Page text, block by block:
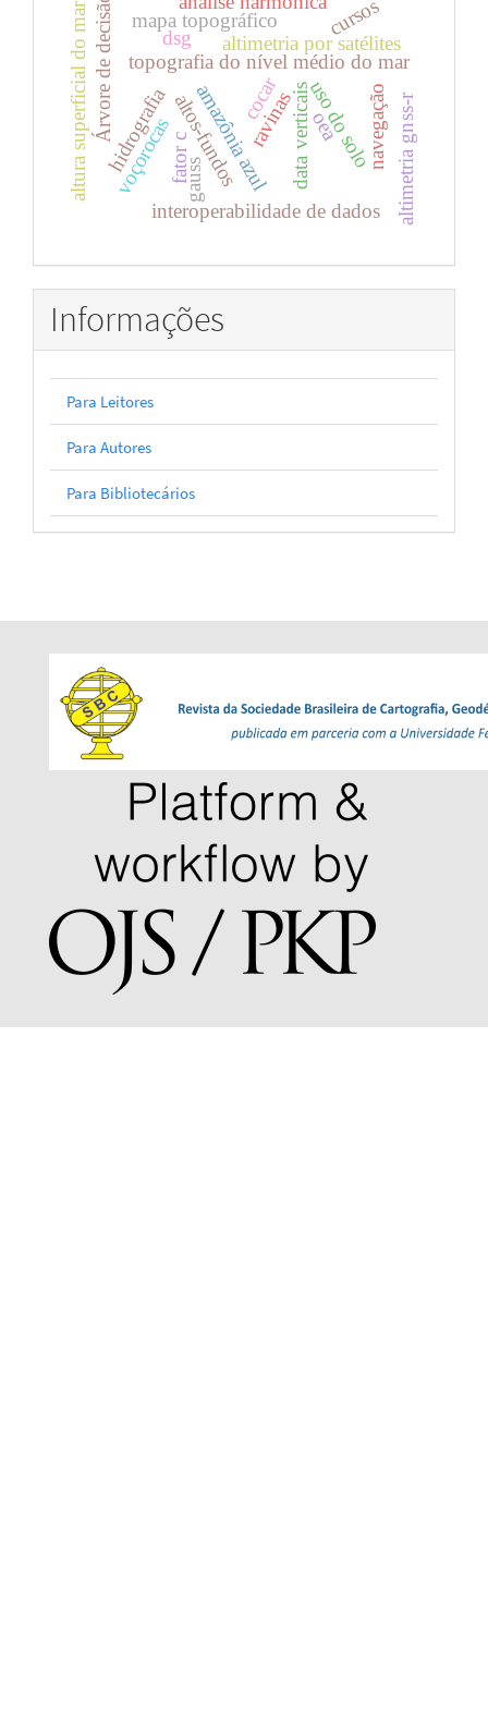
data verticais
topografia do nível médio do mar
amazônia azul
voçorocas ravinasuso do solo
Árvore de decisão altimetria por satélites
altura superficial do mar
interoperabilidade de dados
mapa topográfico
altimetria gnss-r
hidrografiaaltos-fundos navegação
cocar
dsg
fator cgauss
oea
cursos
Informações
Para Leitores
Para Autores
Para Bibliotecários